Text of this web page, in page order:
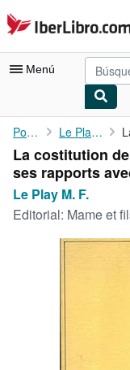
Pasar al contenido
IberLibro.com
Menú
Mi cuenta
Consultar mis pedidos
Búsqueda avanzada
Colecciones
Libros antiguos
Arte y coleccionismo
Vendedores
Portada Le Play M. F.
La costitution
ses rapports
Le Play M. F.
Editorial: Mame et